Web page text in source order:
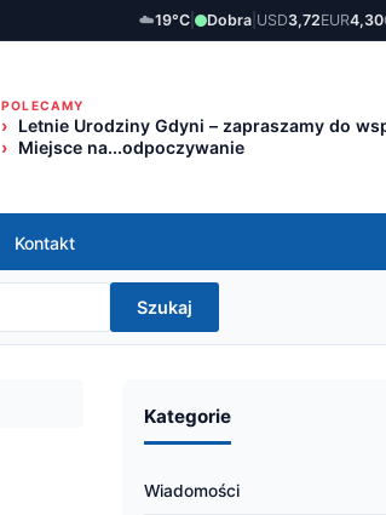
☁️19°C Dobra USD3,72EUR4,30
POLECAMY
Letnie Urodziny Gdyni – zapraszamy do
Miejsce na...odpoczywanie
Kontakt
Szukaj
Kategorie
Wiadomości